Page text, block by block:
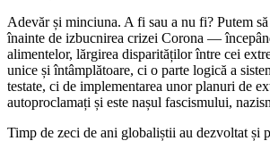
Adevăr și minciuna. A fi sau a nu fi? Putem
înainte de izbucnirea crizei Corona ―
alimentelor, lărgirea disparităților între cei
unice și întâmplătoare, ci o parte logică a
testate, ci de implementarea unor planuri de
autoproclamați și este nașul fascismului,
Timp de zeci de ani globaliștii au dezvoltat și